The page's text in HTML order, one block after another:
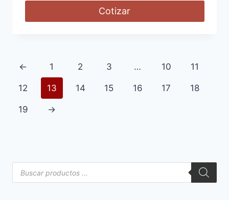
Cotizar
← 1 2 3 … 10 11
12 13 14 15 16 17 18
19 →